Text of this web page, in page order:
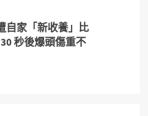
自家「新收養」比
秒後爆頭傷重不